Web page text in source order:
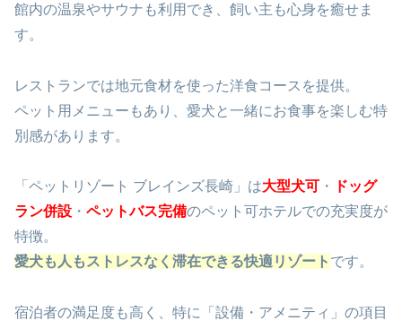
館内の温泉やサウナも利用でき、飼い主も心身を癒せま
す。
レストランでは地元食材を使った洋食コースを提供。
ペット用メニューもあり、愛犬と一緒にお食事を楽しむ特
別感があります。
「ペットリゾート ブレインズ長崎」は大型犬可 ・
ドッグ
ラン併設 ・ ペットバス完備のペット可ホテルでの充実度が
特徴。
愛犬も人もストレスなく滞在できる快適リゾート です。
宿泊者の満足度も高く、特に「設備・アメニティ」の項目